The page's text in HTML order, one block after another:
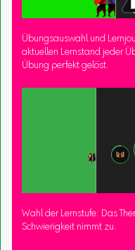
Übungsauswahl und
aktuellen Lernstand jeder
Übung perfekt gelöst.
Wahl der Lernstufe: Das
Schwierigkeit nimmt zu.